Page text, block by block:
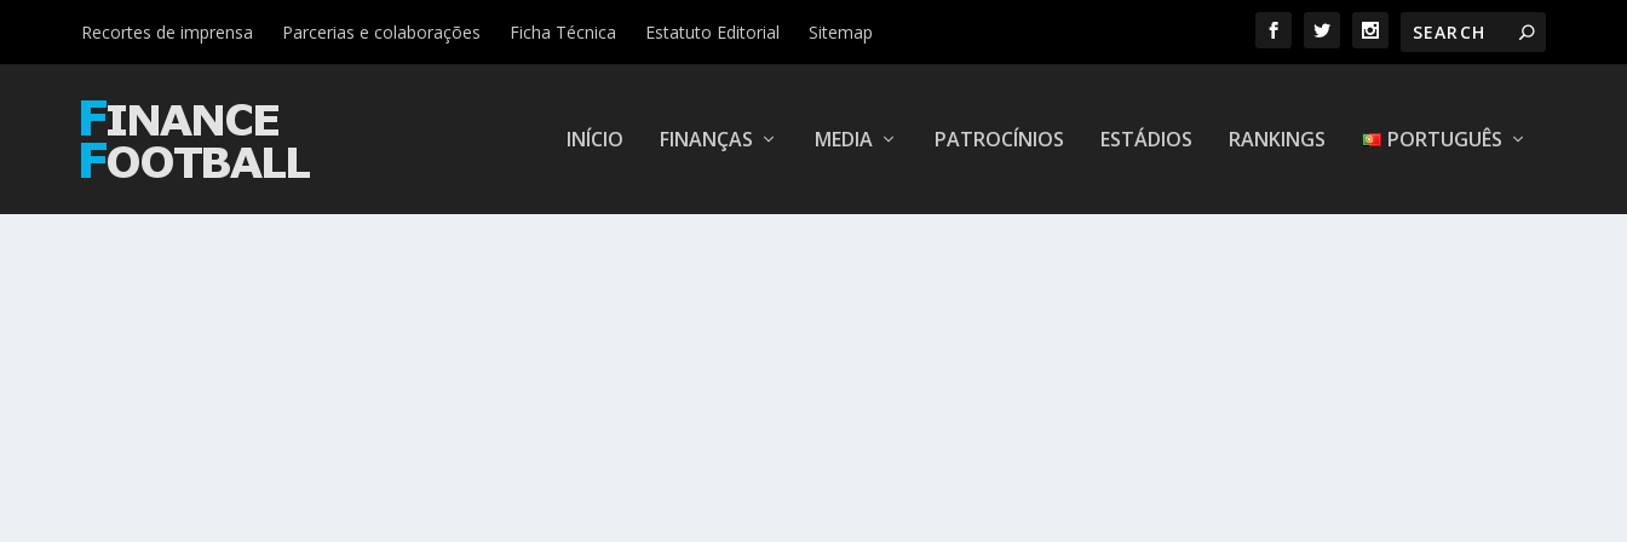
Recortes de imprensa Parcerias e colaborações Ficha Técnica Estatuto Editorial Sitemap
INÍCIO FINANÇAS MEDIA PATROCÍNIOS ESTÁDIOS RANKINGS PORTUGUÊS